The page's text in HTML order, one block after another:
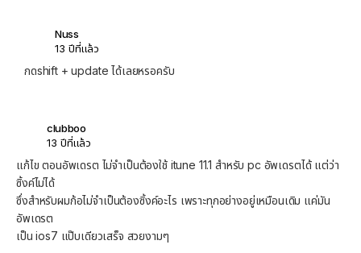
Nuss
13 ปีที่แล้ว
กดshift + update ได้เลยหรอครับ
clubboo
13 ปีที่แล้ว
แก้ไข ตอนอัพเดรต ไม่จำเป็นต้องใช้ itune 11.1 สำหรับ pc อัพเดรตได้ แต่ว่า
ซิ้งค์ไม่ได้
ซึ่งสำหรับผมก้อไม่จำเป็นต้องซิ้งค์อะไร เพราะทุกอย่างอยู่เหมือนเดิม แค่มัน
อัพเดรต
เป็น ios7 แป๊บเดียวเสร็จ สวยงามๆ